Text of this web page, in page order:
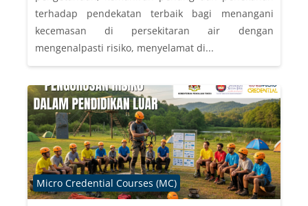
terhadap pendekatan terbaik bagi menangani
kecemasan di persekitaran air dengan
mengenalpasti risiko, menyelamat di...
Course category
Micro Credential Courses (MC)